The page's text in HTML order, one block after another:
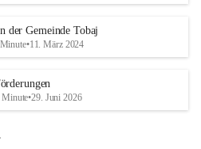
der Gemeinde Tobaj
•11. März 2024
Minute•29. Juni 2026